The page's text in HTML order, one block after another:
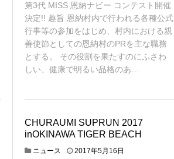
第3代 MISS 恩納ナビー コンテスト開催
決定!! 趣旨 恩納村内で行われる各種公式
行事等の参加をはじめ、村内における親
善使節としての恩納村のPRを主な職務
とする。 その役割を果たすのにふさわ
しい、健康で明るい品格のあ…
CHURAUMI SUPRUN 2017
inOKINAWA TIGER BEACH
ニュース 2017年5月16日